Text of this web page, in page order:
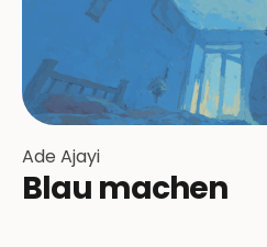
Ade Ajayi
Blau machen